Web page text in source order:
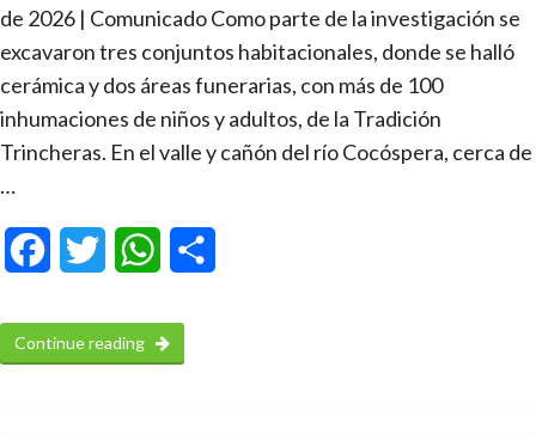
de 2026 | Comunicado Como parte de la investigación se
excavaron tres conjuntos habitacionales, donde se halló
cerámica y dos áreas funerarias, con más de 100
inhumaciones de niños y adultos, de la Tradición
Trincheras. En el valle y cañón del río Cocóspera, cerca de
…
FacebookTwitter WhatsApp
Continue reading